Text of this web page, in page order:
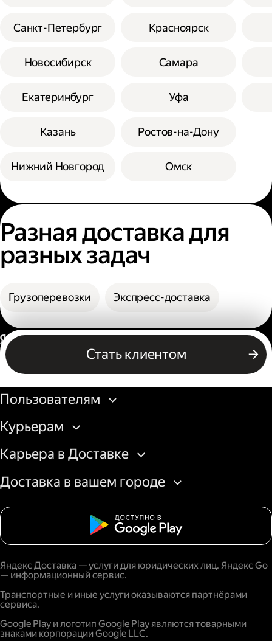
Санкт-Петербург
Новосибирск
Екатеринбург
Казань
Нижний Новгород
Красноярск
Самара
Уфа
Ростов-на-Дону
Омск
Разная доставка для
разных задач
Грузоперевозки Экспресс-доставка
Стать клиентом
Россия
Бизнесу
Пользователям
Курьерам
Карьера в Доставке
Доставка в вашем городе
Яндекс Доставка — услуги для юридических лиц. Яндекс Go
— информационный сервис.
Транспортные и иные услуги оказываются партнёрами
сервиса.
Google Play и логотип Google Play являются товарными
знаками корпорации Google LLC.